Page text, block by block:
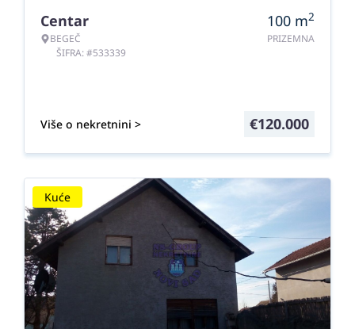
Centar
BEGEČ
ŠIFRA: #533339
100 m2
PRIZEMNA
Više o nekretnini > €120.000
Kuće